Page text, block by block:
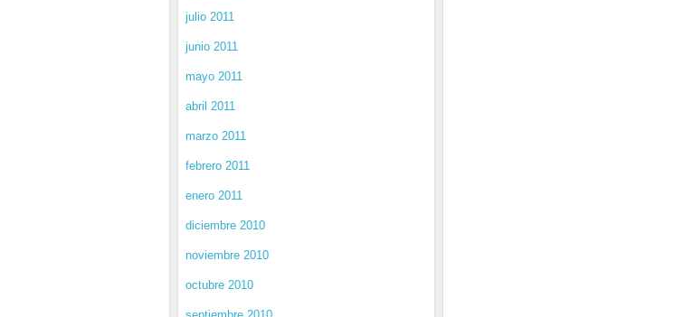
julio 2011
junio 2011
mayo 2011
abril 2011
marzo 2011
febrero 2011
enero 2011
diciembre 2010
noviembre 2010
octubre 2010